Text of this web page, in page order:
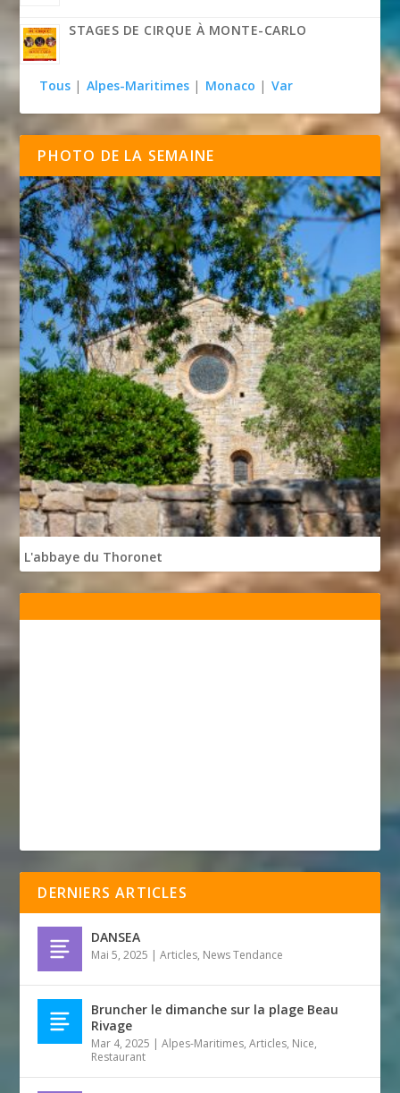
STAGES DE CIRQUE À MONTE-CARLO
Tous | Alpes-Maritimes | Monaco | Var
PHOTO DE LA SEMAINE
L'abbaye du Thoronet
DERNIERS ARTICLES
DANSEA
Mai 5, 2025 |Articles, News Tendance
Bruncher le dimanche sur la plage Beau
Rivage
Mar 4, 2025 |Alpes-Maritimes,Articles, Nice,
Restaurant